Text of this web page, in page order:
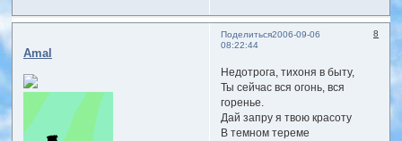
Поделиться 8
2006-09-06
08:22:44
Amal
Недотрога, тихоня в быту,
Ты сейчас вся огонь, вся
горенье.
Дай запру я твою красоту
В темном тереме